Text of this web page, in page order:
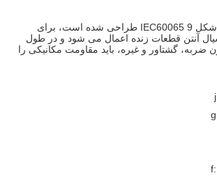
پلاگین تست مطابق با شکل 9 IEC60065 طراحی شده است، برای
آنتن قطعات زنده اعمال می شود و در طول
ضربه، گشتاور و غیره، باید مقاومت مکانیکی را